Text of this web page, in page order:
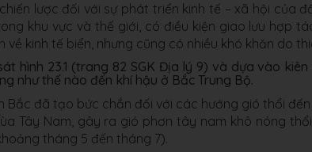
lược đối với sự phát triển kinh tế – xã hội của
khu vực và thế giới, có điều kiện giao lưu hợp
về kinh tế biển, nhưng cũng có nhiều khó khăn do
hình 23.1 (trang 82 SGK Địa lý 9) và dựa vào
như thế nào đến khí hậu ở Bắc Trung Bộ.
Bắc đã tạo bức chắn đối với các hướng gió thổi đến
Tây Nam, gây ra gió phơn tây nam khô nóng
tháng 5 đến tháng 7).